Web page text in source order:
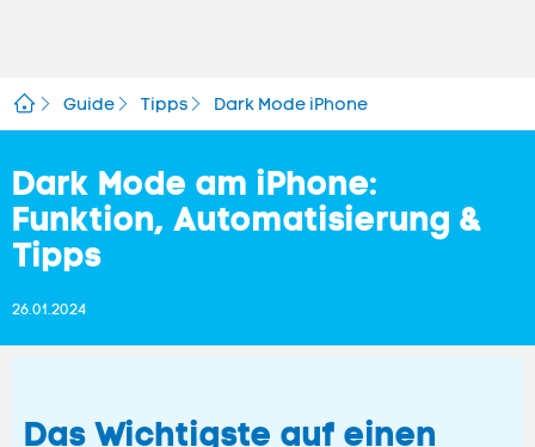
Guide Tipps Dark Mode iPhone
Dark Mode am iPhone:
Funktion, Automatisierung &
Tipps
26.01.2024
Das Wichtigste auf einen